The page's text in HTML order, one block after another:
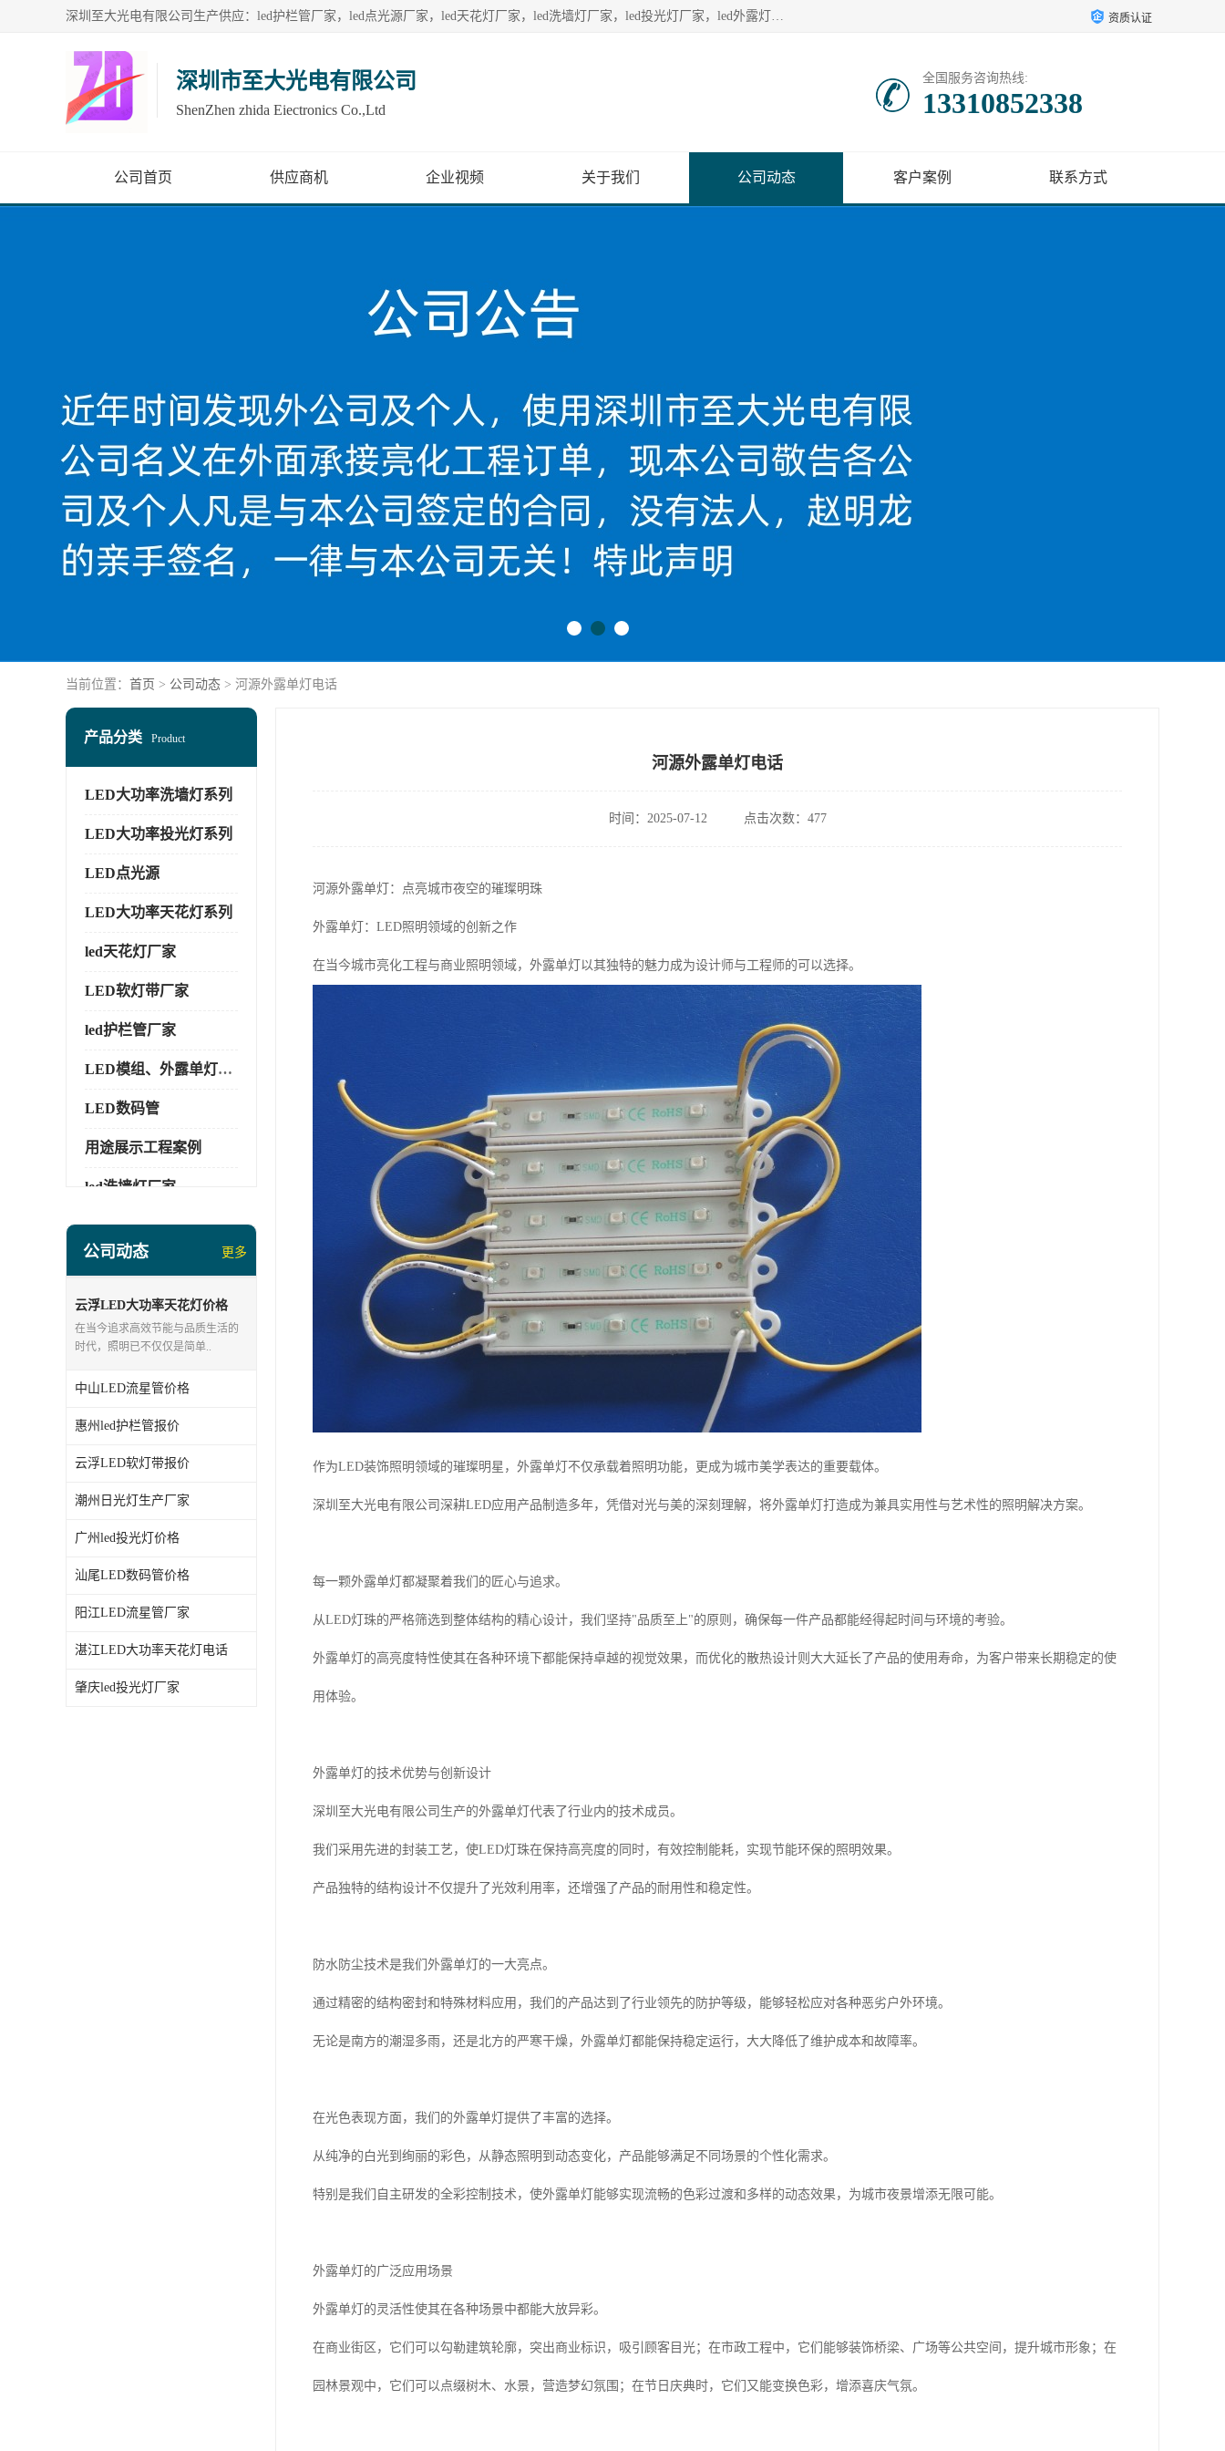
深圳至大光电有限公司生产供应：led护栏管厂家，led点光源厂家，led天花灯厂家，led洗墙灯厂家，led投光灯厂家，led外露灯串厂家， led模组厂家，led控制器厂家，led流星管厂家，led灯带厂家专业生产LED广告招牌照明灯具。 资质认证
深圳市至大光电有限公司
ShenZhen zhida Eiectronics Co.,Ltd
全国服务咨询热线:
13310852338
公司首页 供应商机 企业视频 关于我们 公司动态 客户案例 联系方式
当前位置： 首页 > 公司动态 > 河源外露单灯电话
产品分类 Product
LED大功率洗墙灯系列
LED大功率投光灯系列
LED点光源
LED大功率天花灯系列
led天花灯厂家
LED软灯带厂家
led护栏管厂家
LED模组、外露单灯系列
LED数码管
用途展示工程案例
led洗墙灯厂家
led投光灯厂家
LED流星管系列
led点光源厂家
公司动态 更多
云浮LED大功率天花灯价格
在当今追求高效节能与品质生活的
时代，照明已不仅仅是简单..
中山LED流星管价格
惠州led护栏管报价
云浮LED软灯带报价
潮州日光灯生产厂家
广州led投光灯价格
汕尾LED数码管价格
阳江LED流星管厂家
湛江LED大功率天花灯电话
肇庆led投光灯厂家
河源外露单灯电话
时间：2025-07-12 点击次数：477
河源外露单灯：点亮城市夜空的璀璨明珠
外露单灯：LED照明领域的创新之作
在当今城市亮化工程与商业照明领域，外露单灯以其独特的魅力成为设计师与工程师的可以选择。
作为LED装饰照明领域的璀璨明星，外露单灯不仅承载着照明功能，更成为城市美学表达的重要载体。
深圳至大光电有限公司深耕LED应用产品制造多年，凭借对光与美的深刻理解，将外露单灯打造成为兼具实用性与艺术性的照明解决方案。
每一颗外露单灯都凝聚着我们的匠心与追求。
从LED灯珠的严格筛选到整体结构的精心设计，我们坚持"品质至上"的原则，确保每一件产品都能经得起时间与环境的考验。
外露单灯的高亮度特性使其在各种环境下都能保持卓越的视觉效果，而优化的散热设计则大大延长了产品的使用寿命，为客户带来长期稳定的使
用体验。
外露单灯的技术优势与创新设计
深圳至大光电有限公司生产的外露单灯代表了行业内的技术成员。
我们采用先进的封装工艺，使LED灯珠在保持高亮度的同时，有效控制能耗，实现节能环保的照明效果。
产品独特的结构设计不仅提升了光效利用率，还增强了产品的耐用性和稳定性。
防水防尘技术是我们外露单灯的一大亮点。
通过精密的结构密封和特殊材料应用，我们的产品达到了行业领先的防护等级，能够轻松应对各种恶劣户外环境。
无论是南方的潮湿多雨，还是北方的严寒干燥，外露单灯都能保持稳定运行，大大降低了维护成本和故障率。
在光色表现方面，我们的外露单灯提供了丰富的选择。
从纯净的白光到绚丽的彩色，从静态照明到动态变化，产品能够满足不同场景的个性化需求。
特别是我们自主研发的全彩控制技术，使外露单灯能够实现流畅的色彩过渡和多样的动态效果，为城市夜景增添无限可能。
外露单灯的广泛应用场景
外露单灯的灵活性使其在各种场景中都能大放异彩。
在商业街区，它们可以勾勒建筑轮廓，突出商业标识，吸引顾客目光；在市政工程中，它们能够装饰桥梁、广场等公共空间，提升城市形象；在
园林景观中，它们可以点缀树木、水景，营造梦幻氛围；在节日庆典时，它们又能变换色彩，增添喜庆气氛。